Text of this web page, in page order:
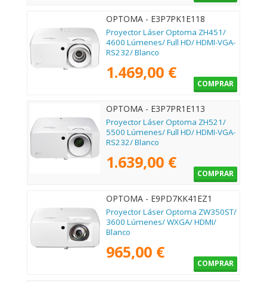
OPTOMA - E3P7PK1E118
Proyector Láser Optoma ZH451/
4600 Lúmenes/ Full HD/ HDMI-VGA-
RS232/ Blanco
1.469,00 €
COMPRAR
OPTOMA - E3P7PR1E113
Proyector Láser Optoma ZH521/
5500 Lúmenes/ Full HD/ HDMI-VGA-
RS232/ Blanco
1.639,00 €
COMPRAR
OPTOMA - E9PD7KK41EZ1
Proyector Láser Optoma ZW350ST/
3600 Lúmenes/ WXGA/ HDMI/
Blanco
965,00 €
COMPRAR